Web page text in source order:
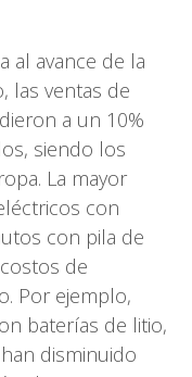
al avance de la
las ventas de
a un 10%
siendo los
La mayor
con
con pila de
de
Por ejemplo,
baterías de litio,
disminuido